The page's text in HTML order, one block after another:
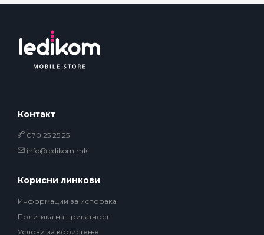
Контакт
070 25 25 25
info@ledikom.mk
Корисни линкови
Информации за испорака
Политика на приватност
Услови за користење